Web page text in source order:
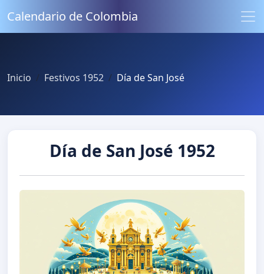
Calendario de Colombia
Inicio Festivos 1952 Día de San José
Día de San José 1952